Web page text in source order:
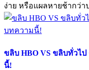
ง่าย หรือแผลหายช้ากว่
ขลิบ HBO VS ขลิบทั่วไ
นี้!